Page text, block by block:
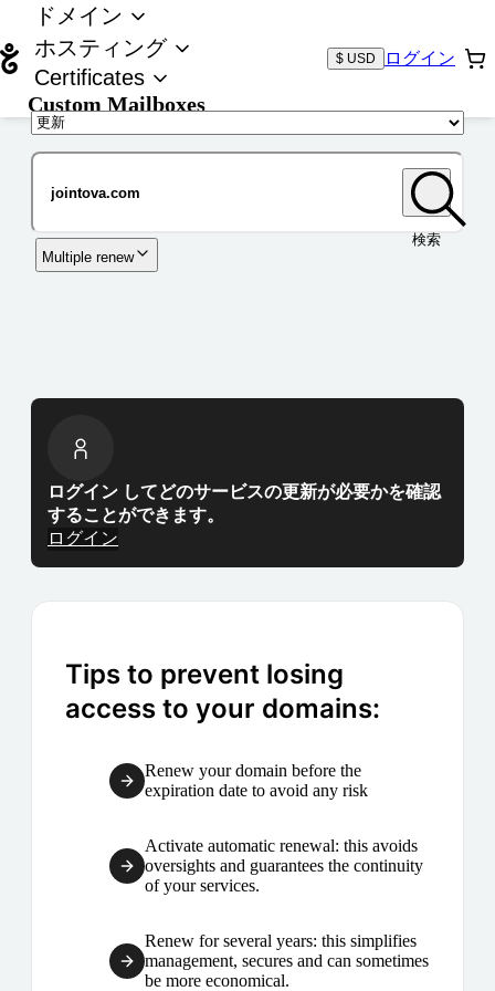
ドメイン
ホスティング
Certificates
Custom Mailboxes
$ USD ログイン
検索
Multiple renew
ログイン してどのサービスの更新が必要かを確認
することができます。
ログイン
Tips to prevent losing
access to your domains:
Renew your domain before the
expiration date to avoid any risk
Activate automatic renewal: this avoids
oversights and guarantees the continuity
of your services.
Renew for several years: this simplifies
management, secures and can sometimes
be more economical.